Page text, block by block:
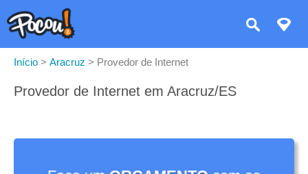
Início > Aracruz > Provedor de Internet
Provedor de Internet em Aracruz/ES